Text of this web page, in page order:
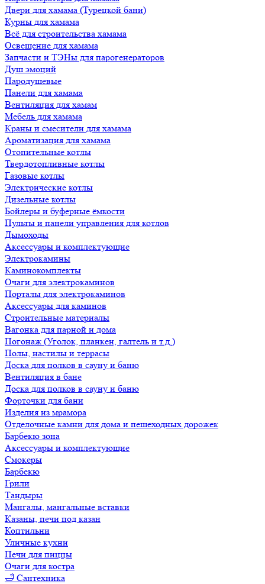
Двери для хамама (Турецкой бани)
Курны для хамама
Всё для строительства хамама
Освещение для хамама
Запчасти и ТЭНы для парогенераторов
Душ эмоций
Пародушевые
Панели для хамама
Вентиляция для хамам
Мебель для хамама
Краны и смесители для хамама
Ароматизация для хамама
Отопительные котлы
Твердотопливные котлы
Газовые котлы
Электрические котлы
Дизельные котлы
Бойлеры и буферные ёмкости
Пульты и панели управления для котлов
Дымоходы
Аксессуары и комплектующие
Электрокамины
Каминокомплекты
Очаги для электрокаминов
Порталы для электрокаминов
Аксессуары для каминов
Строительные материалы
Вагонка для парной и дома
Погонаж (Уголок, планкен, галтель и т.д.)
Полы, настилы и террасы
Доска для полков в сауну и баню
Вентиляция в бане
Доска для полков в сауну и баню
Форточки для бани
Изделия из мрамора
Отделочные камни для дома и пешеходных дорожек
Барбекю зона
Аксессуары и комплектующие
Смокеры
Барбекю
Грили
Тандыры
Мангалы, мангальные вставки
Казаны, печи под казан
Коптильни
Уличные кухни
Печи для пиццы
Очаги для костра
🛁 Сантехника